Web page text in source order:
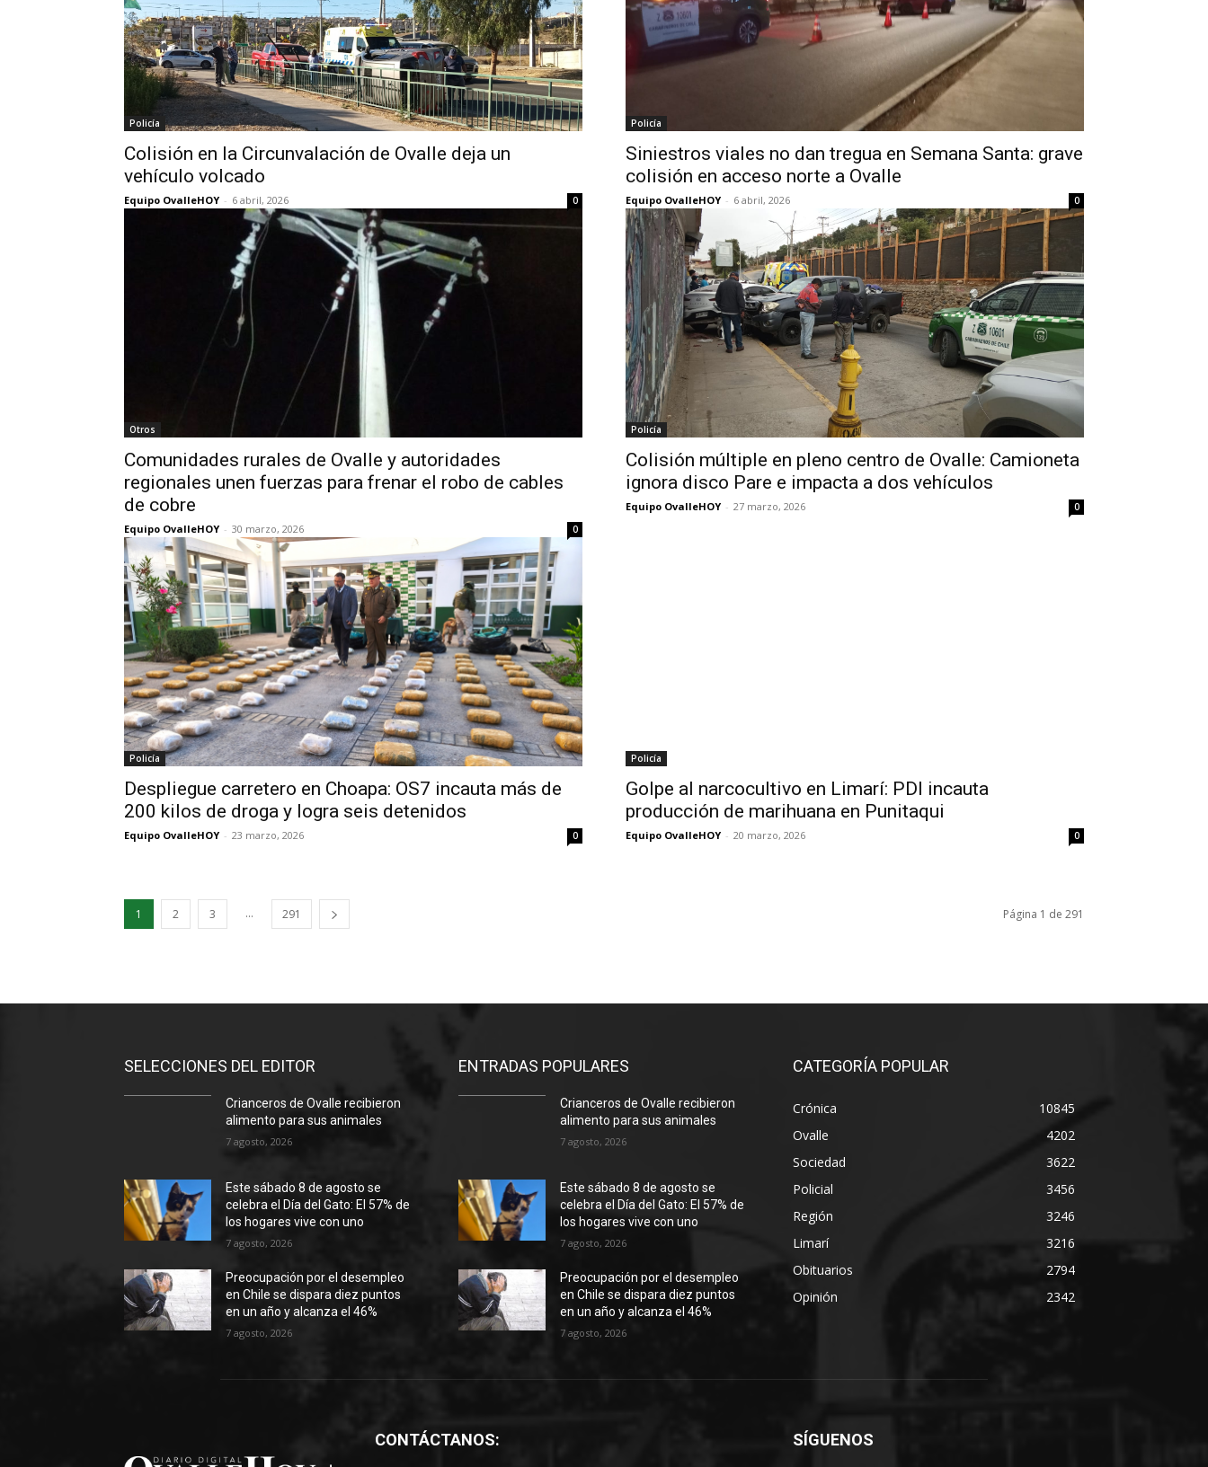
Policía
Colisión en la Circunvalación de Ovalle deja un
vehículo volcado
Equipo OvalleHOY - 6 abril, 2026 0
Policía
Siniestros viales no dan tregua en Semana Santa: grave
colisión en acceso norte a Ovalle
Equipo OvalleHOY - 6 abril, 2026 0
Otros
Comunidades rurales de Ovalle y autoridades
regionales unen fuerzas para frenar el robo de cables
de cobre
Equipo OvalleHOY - 30 marzo, 2026 0
Policía
Colisión múltiple en pleno centro de Ovalle: Camioneta
ignora disco Pare e impacta a dos vehículos
Equipo OvalleHOY - 27 marzo, 2026 0
Policía
Despliegue carretero en Choapa: OS7 incauta más de
200 kilos de droga y logra seis detenidos
Equipo OvalleHOY - 23 marzo, 2026 0
Policía
Golpe al narcocultivo en Limarí: PDI incauta
producción de marihuana en Punitaqui
Equipo OvalleHOY - 20 marzo, 2026 0
1 2 3 ... 291 Página 1 de 291
SELECCIONES DEL EDITOR
Crianceros de Ovalle recibieron
alimento para sus animales
7 agosto, 2026
Este sábado 8 de agosto se
celebra el Día del Gato: El 57% de
los hogares vive con uno
7 agosto, 2026
Preocupación por el desempleo
en Chile se dispara diez puntos
en un año y alcanza el 46%
7 agosto, 2026
ENTRADAS POPULARES
Crianceros de Ovalle recibieron
alimento para sus animales
7 agosto, 2026
Este sábado 8 de agosto se
celebra el Día del Gato: El 57% de
los hogares vive con uno
7 agosto, 2026
Preocupación por el desempleo
en Chile se dispara diez puntos
en un año y alcanza el 46%
7 agosto, 2026
CATEGORÍA POPULAR
Crónica
10845
Ovalle
4202
Sociedad
3622
Policial
3456
Región
3246
Limarí
3216
Obituarios
2794
Opinión
2342
CONTÁCTANOS: SÍGUENOS